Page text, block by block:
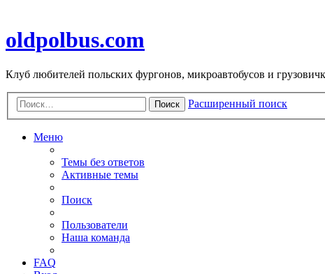
oldpolbus.com
Клуб любителей польских фургонов, микроавтобусов и
Поиск Расширенный поиск
Меню
Темы без ответов
Активные темы
Поиск
Пользователи
Наша команда
FAQ